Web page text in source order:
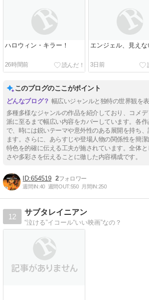
ハロウィン・キラー！
26時間前
エンジェル、見えな
3日前
このブログのここがポイント
幅広いジャンルと独特の世界観を
多種多様なジャンルの作品を紹介しており、コメ
派に至るまで幅広い内容をカバーしています。各
で、時には鋭いテーマや意外性のある展開を持ち
ます。さらに、あらすじや登場人物の関係性を簡
特色を的確に伝える工夫が施されています。全体
さや多彩さを伝えることに徹した内容構成です。
654519 2
週間IN:40 週間OUT:550 月間IN:250
12
サブタレイニアン
“泣ける”イコール“いい映画”なの？